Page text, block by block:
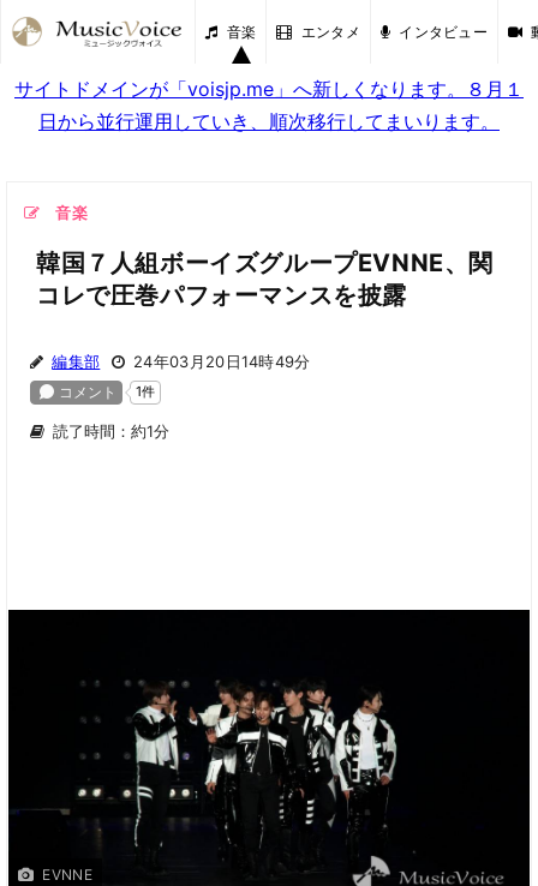
音楽 エンタメ インタビュー
サイトドメインが「voisjp.me」へ新しくなります。８月１
日から並行運用していき、順次移行してまいります。
音楽
韓国７人組ボーイズグループEVNNE、関
コレで圧巻パフォーマンスを披露
編集部 24年03月20日14時49分
読了時間：約1分
EVNNE